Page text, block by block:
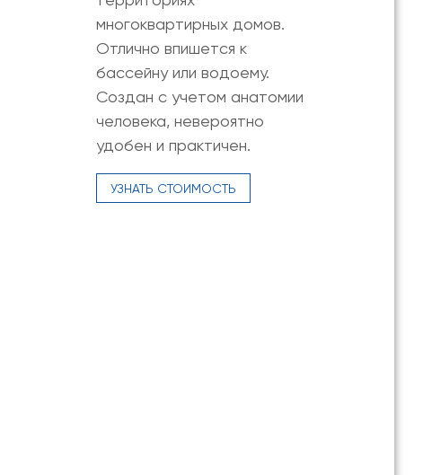
многоквартирных домов.
Отлично впишется к
бассейну или водоему.
Создан с учетом анатомии
человека, невероятно
удобен и практичен.
УЗНАТЬ СТОИМОСТЬ